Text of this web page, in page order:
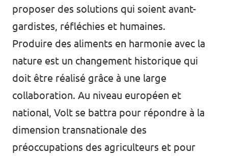
proposer des solutions qui soient avant-
gardistes, réfléchies et humaines.
Produire des aliments en harmonie avec la
nature est un changement historique qui
doit être réalisé grâce à une large
collaboration. Au niveau européen et
national, Volt se battra pour répondre à la
dimension transnationale des
préoccupations des agriculteurs et pour